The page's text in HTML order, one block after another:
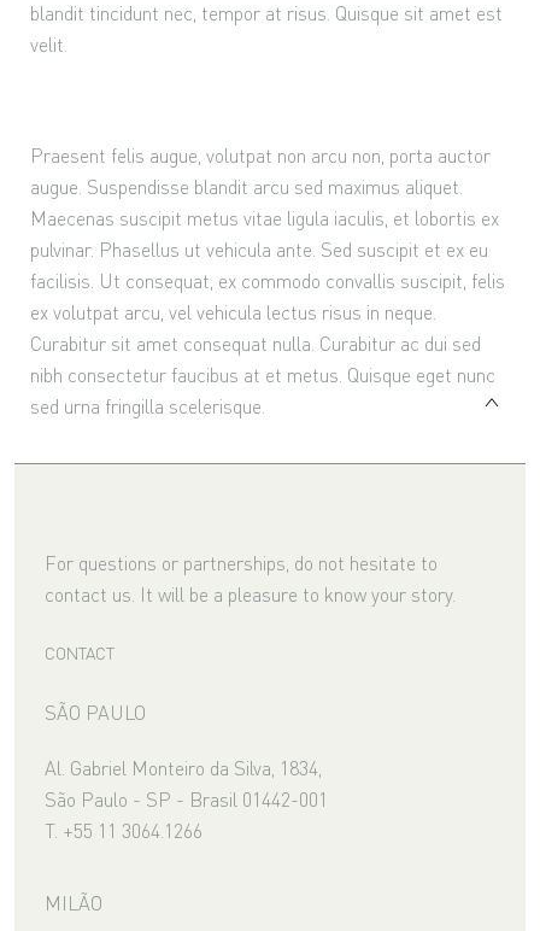
blandit tincidunt nec, tempor at risus. Quisque sit amet est
velit.
Praesent felis augue, volutpat non arcu non, porta auctor
augue. Suspendisse blandit arcu sed maximus aliquet.
Maecenas suscipit metus vitae ligula iaculis, et lobortis ex
pulvinar. Phasellus ut vehicula ante. Sed suscipit et ex eu
facilisis. Ut consequat, ex commodo convallis suscipit, felis
ex volutpat arcu, vel vehicula lectus risus in neque.
Curabitur sit amet consequat nulla. Curabitur ac dui sed
nibh consectetur faucibus at et metus. Quisque eget nunc
sed urna fringilla scelerisque.
For questions or partnerships, do not hesitate to
contact us. It will be a pleasure to know your story.
CONTACT
SÃO PAULO
Al. Gabriel Monteiro da Silva, 1834,
São Paulo - SP - Brasil 01442-001
T. +55 11 3064.1266
MILÃO